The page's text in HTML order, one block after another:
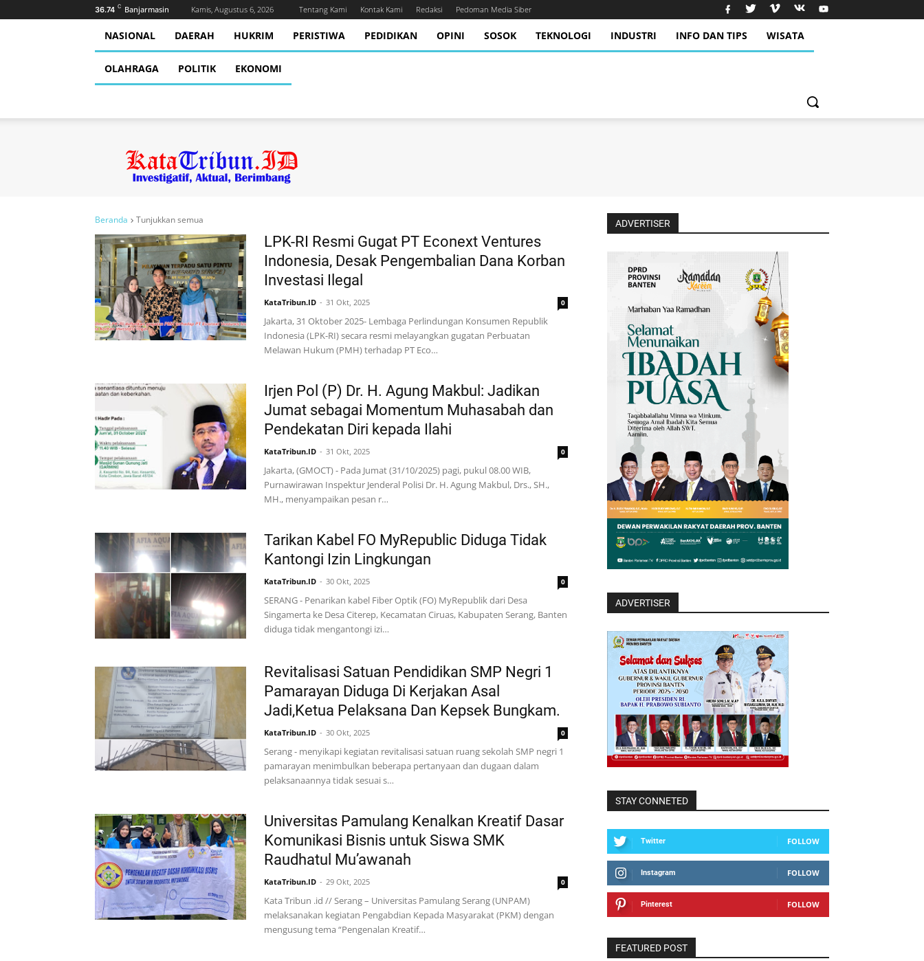
36.74 C Banjarmasin Kamis, Augustus 6, 2026 Tentang Kami Kontak Kami Redaksi Pedoman Media Siber
NASIONAL DAERAH HUKRIM PERISTIWA PEDIDIKAN OPINI SOSOK TEKNOLOGI INDUSTRI INFO DAN TIPS WISATA
OLAHRAGA POLITIK EKONOMI
Beranda Tunjukkan semua
LPK-RI Resmi Gugat PT Econext Ventures
Indonesia, Desak Pengembalian Dana Korban
Investasi Ilegal
KataTribun.ID 31 Okt, 2025 0
Jakarta, 31 Oktober 2025- Lembaga Perlindungan Konsumen Republik
Indonesia (LPK-RI) secara resmi melayangkan gugatan Perbuatan
Melawan Hukum (PMH) terhadap PT Eco…
Irjen Pol (P) Dr. H. Agung Makbul: Jadikan
Jumat sebagai Momentum Muhasabah dan
Pendekatan Diri kepada Ilahi
KataTribun.ID 31 Okt, 2025 0
Jakarta, (GMOCT) - Pada Jumat (31/10/2025) pagi, pukul 08.00 WIB,
Purnawirawan Inspektur Jenderal Polisi Dr. H. Agung Makbul, Drs., SH.,
MH., menyampaikan pesan r…
Tarikan Kabel FO MyRepublic Diduga Tidak
Kantongi Izin Lingkungan
KataTribun.ID 30 Okt, 2025 0
SERANG - Penarikan kabel Fiber Optik (FO) MyRepublik dari Desa
Singamerta ke Desa Citerep, Kecamatan Ciruas, Kabupaten Serang, Banten
diduga tidak mengantongi izi…
Revitalisasi Satuan Pendidikan SMP Negri 1
Pamarayan Diduga Di Kerjakan Asal
Jadi,Ketua Pelaksana Dan Kepsek Bungkam.
KataTribun.ID 30 Okt, 2025 0
Serang - menyikapi kegiatan revitalisasi satuan ruang sekolah SMP negri 1
pamarayan menimbulkan beberapa pertanyaan dan dugaan dalam
pelaksanaannya tidak sesuai s…
Universitas Pamulang Kenalkan Kreatif Dasar
Komunikasi Bisnis untuk Siswa SMK
Raudhatul Mu’awanah
KataTribun.ID 29 Okt, 2025 0
Kata Tribun .id // Serang – Universitas Pamulang Serang (UNPAM)
melaksanakan kegiatan Pengabdian Kepada Masyarakat (PKM) dengan
mengusung tema “Pengenalan Kreatif…
ADVERTISER
ADVERTISER
STAY CONNETED
Twitter FOLLOW
Instagram FOLLOW
Pinterest FOLLOW
FEATURED POST